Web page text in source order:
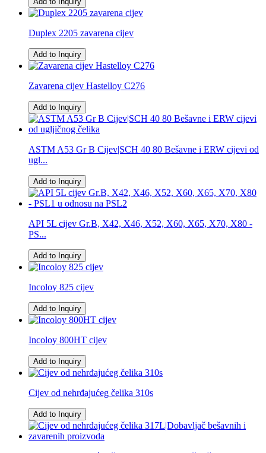
Duplex 2205 zavarena cijev
Add to Inquiry
Zavarena cijev Hastelloy C276
Add to Inquiry
ASTM A53 Gr B Cijev|SCH 40 80 Bešavne i ERW cijevi od
ugl...
Add to Inquiry
API 5L cijev Gr.B, X42, X46, X52, X60, X65, X70, X80 -
PS...
Add to Inquiry
Incoloy 825 cijev
Add to Inquiry
Incoloy 800HT cijev
Add to Inquiry
Cijev od nehrđajućeg čelika 310s
Add to Inquiry